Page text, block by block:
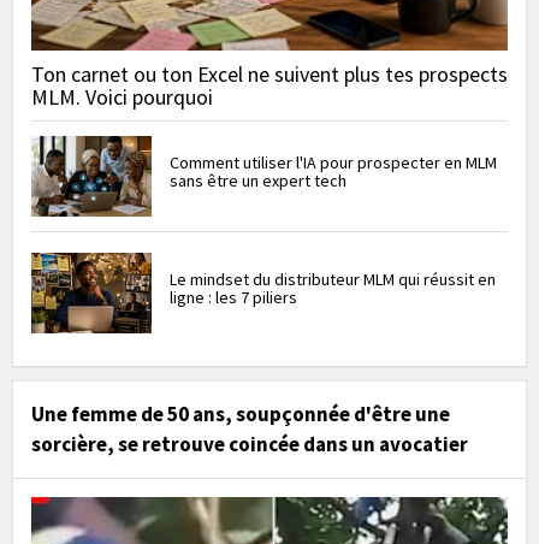
Ton carnet ou ton Excel ne suivent plus tes prospects
MLM. Voici pourquoi
Comment utiliser l'IA pour prospecter en MLM
sans être un expert tech
Le mindset du distributeur MLM qui réussit en
ligne : les 7 piliers
Une femme de 50 ans, soupçonnée d'être une
sorcière, se retrouve coincée dans un avocatier